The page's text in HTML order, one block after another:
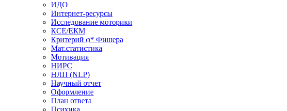
ИДО
Интернет-ресурсы
Исследование моторики
КСЕ/ЕКМ
Критерий φ* Фишера
Мат.статистика
Мотивация
НИРС
НЛП (NLP)
Научный отчет
Оформление
План ответа
Психика